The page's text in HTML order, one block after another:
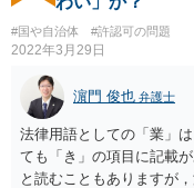
#国や自治体 #許認可の問題
2022年3月29日
濵門 俊也 弁護士
法律用語としての「業」
ても「き」の項目に記載
と読むこともありますが